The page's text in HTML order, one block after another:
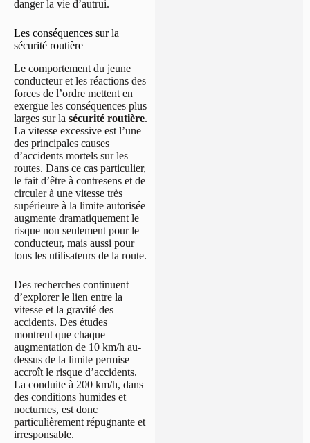
danger la vie d’autrui.
Les conséquences sur la
sécurité routière
Le comportement du jeune
conducteur et les réactions des
forces de l’ordre mettent en
exergue les conséquences plus
larges sur la sécurité routière.
La vitesse excessive est l’une
des principales causes
d’accidents mortels sur les
routes. Dans ce cas particulier,
le fait d’être à contresens et de
circuler à une vitesse très
supérieure à la limite autorisée
augmente dramatiquement le
risque non seulement pour le
conducteur, mais aussi pour
tous les utilisateurs de la route.
Des recherches continuent
d’explorer le lien entre la
vitesse et la gravité des
accidents. Des études
montrent que chaque
augmentation de 10 km/h au-
dessus de la limite permise
accroît le risque d’accidents.
La conduite à 200 km/h, dans
des conditions humides et
nocturnes, est donc
particulièrement répugnante et
irresponsable.